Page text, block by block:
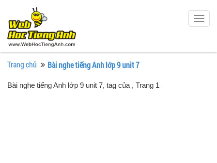
Trang chủ Bài nghe tiếng Anh lớp 9 unit 7
Bài nghe tiếng Anh lớp 9 unit 7, tag của , Trang 1